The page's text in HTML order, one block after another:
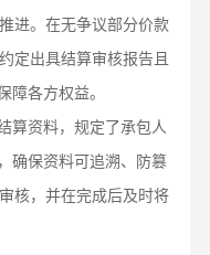
进。在无争议部分价款
定出具结算审核报告且
障各方权益。
算资料，规定了承包人
确保资料可追溯、防篡
核，并在完成后及时将